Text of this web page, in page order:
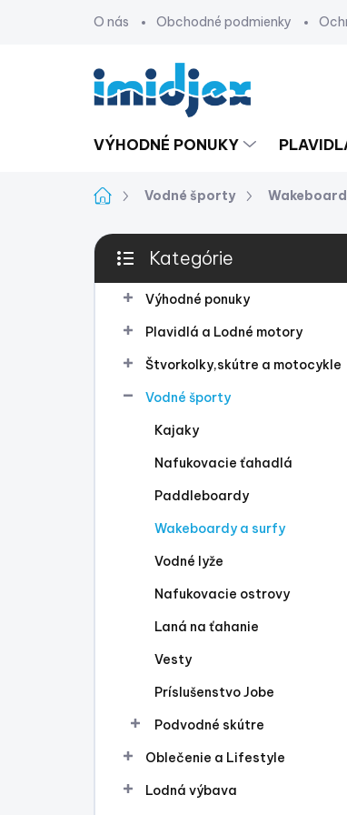
O nás Obchodné podmienky
VÝHODNÉ PONUKY
DomovVodné športy
B
č
Preskočiť
kategórie
Kategórie
Výhodné ponuky
Plavidlá a Lodné motory
Štvorkolky,skútre a motocykle
Vodné športy
Kajaky
Nafukovacie ťahadlá
Paddleboardy
Wakeboardy a surfy
Vodné lyže
Nafukovacie ostrovy
Laná na ťahanie
Vesty
Príslušenstvo Jobe
Podvodné skútre
Oblečenie a Lifestyle
Lodná výbava